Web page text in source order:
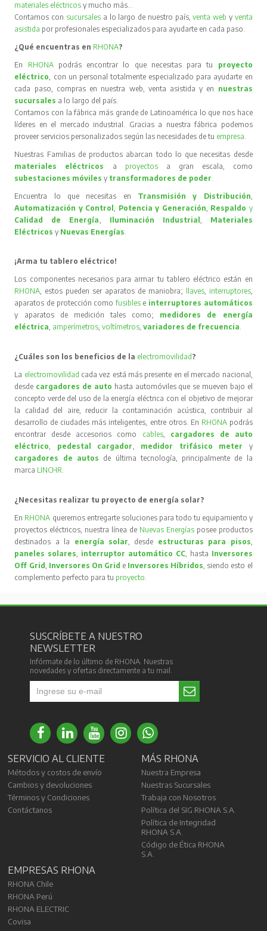
materiales eléctricos y mucho más…
Contamos con sucursales a lo largo de nuestro país,venta web y venta
asistida por profesionales especializados para ayudarte en cada paso.
¿Qué encuentras en RHONA?
En RHONA podrás encontrar lo que necesitas para tu proyecto
eléctrico, con un personal totalmente especializado para ayudarte en
cada paso, compras en nuestra web, venta asistida y en nuestras
sucursales a lo largo del país.
Contamos con la fábrica más grande de Latinoamérica lo que nos hace
líderes en el mercado industrial. Gracias a nuestra fábrica podemos
proveer servicios personalizados según las necesidades de tu empresa.
Nuestras Familias de productos abarcan todo lo que necesitas desde
materiales eléctricos
a proyectos
a gran escala, como
subestaciones móvilesy transformadores de poder.
Encuentra lo que necesitas en Transmisión y Distribución,
Automatización y Control, Potencia y Generación, Respaldo y
Calidad de Energía, Iluminación Industrial , Materiales
Eléctricos y Nuevas Energías.
¡Arma tu tablero eléctrico!
Los componentes necesarios para armar tu tablero eléctrico están en
RHONA, estos pueden ser aparatos de maniobra; llaves, interruptores,
aparatos de protección comofusibles e interruptores automáticos
y aparatos de medición tales como; medidores de energía
eléctrica, amperímetros,voltímetros,variadores de frecuencia.
¿Cuáles son los beneficios de la electromovilidad ?
La electromovilidad cada vez está más presente en el mercado nacional,
desde cargadores de auto hasta automóviles que se mueven bajo el
concepto verde del uso de la energía eléctrica con el objetivo de mejorar
la calidad del aire, reducir la contaminación acústica, contribuir al
desarrollo de ciudades más inteligentes, entre otros. En RHONA podrás
encontrar desde accesorios como cables, cargadores de auto
eléctrico, pedestal cargador, medidor trifásico meter
y
cargadores de autos de última tecnología, principalmente de la
marca LINCHR.
¿Necesitas realizar tu proyecto de energía solar?
En RHONA queremos entregarte soluciones para todo tu equipamiento y
proyectos eléctricos, nuestra línea de Nuevas Energíasposee productos
destinados a la energía solar, desde estructuras para pisos,
paneles solares, interruptor automático CC, hasta Inversores
Off Grid, Inversores On Grid e Inversores Híbridos, siendo esto el
complemento perfecto para tu proyecto.
SUSCRÍBETE A NUESTRO
NEWSLETTER
Infórmate de lo último de RHONA. Nuestras
novedades y ofertas directamente a tu mail.
SERVICIO AL CLIENTE
Métodos y costos de envío
Cambios y devoluciones
Términos y Condiciones
Contáctanos
MÁS RHONA
Nuestra Empresa
Nuestras Sucursales
Trabaja con Nosotros
Política del SIG RHONA S.A.
Política de Integridad
RHONA S.A.
Código de Ética RHONA
S.A.
EMPRESAS RHONA
RHONA Chile
RHONA Perú
RHONA ELECTRIC
Covisa